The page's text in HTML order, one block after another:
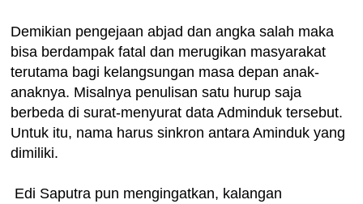
Demikian pengejaan abjad dan angka salah maka
bisa berdampak fatal dan merugikan masyarakat
terutama bagi kelangsungan masa depan anak-
anaknya. Misalnya penulisan satu hurup saja
berbeda di surat-menyurat data Adminduk tersebut.
Untuk itu, nama harus sinkron antara Aminduk yang
dimiliki.
Edi Saputra pun mengingatkan, kalangan